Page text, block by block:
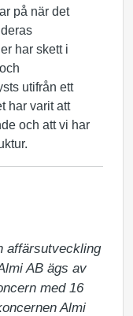
på när det
har skett i
utifrån ett
har varit att
och att vi har
affärsutveckling
AB ägs av
med 16
Almi